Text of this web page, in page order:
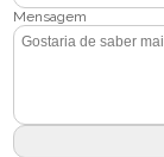
Mensagem